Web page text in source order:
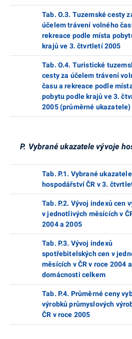
Tab. O.3. Tuzemské cesty
účelem trávení volného
rekreace podle místa
krajů ve 3. čtvrtletí 2005
Tab. O.4. Turistické
cesty za účelem trávení
času a rekreace podle
pobytu podle krajů ve 3.
2005 (průměrné ukazatele)
P. Vybrané ukazatele vývoje
Tab. P.1. Vybrané
hospodářství ČR v 3.
Tab. P.2. Vývoj indexů cen
v jednotlivých měsících v
2004 a 2005
Tab. P.3. Vývoj indexů
spotřebitelských cen v
měsících v ČR v roce 2004
domácnosti celkem
Tab. P.4. Průměrné ceny
výrobků průmyslových
ČR v roce 2005